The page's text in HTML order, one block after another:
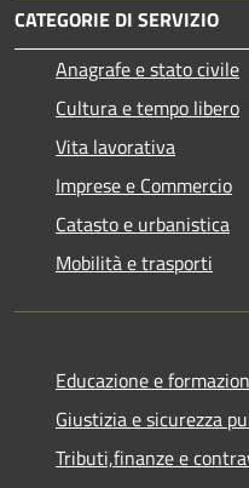
CATEGORIE DI SERVIZIO
Anagrafe e stato civile
Cultura e tempo libero
Vita lavorativa
Imprese e Commercio
Catasto e urbanistica
Mobilità e trasporti
Educazione e
Giustizia e sicurezza
Tributi,finanze e